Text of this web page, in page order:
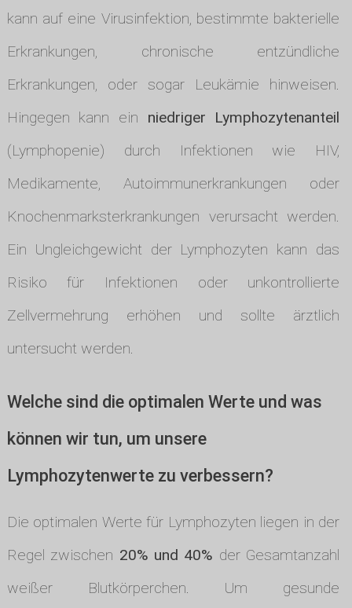
kann auf eine Virusinfektion, bestimmte bakterielle
Erkrankungen, chronische entzündliche
Erkrankungen, oder sogar Leukämie hinweisen.
Hingegen kann ein niedriger Lymphozytenanteil
(Lymphopenie) durch Infektionen wie HIV,
Medikamente, Autoimmunerkrankungen oder
Knochenmarksterkrankungen verursacht werden.
Ein Ungleichgewicht der Lymphozyten kann das
Risiko für Infektionen oder unkontrollierte
Zellvermehrung erhöhen und sollte ärztlich
untersucht werden.
Welche sind die optimalen Werte und was
können wir tun, um unsere
Lymphozytenwerte zu verbessern?
Die optimalen Werte für Lymphozyten liegen in der
Regel zwischen 20% und 40% der Gesamtanzahl
weißer Blutkörperchen. Um gesunde